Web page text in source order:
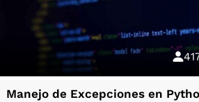
Manejo de Excepciones en